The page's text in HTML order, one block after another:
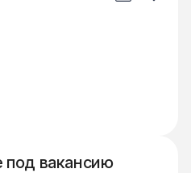
под вакансию